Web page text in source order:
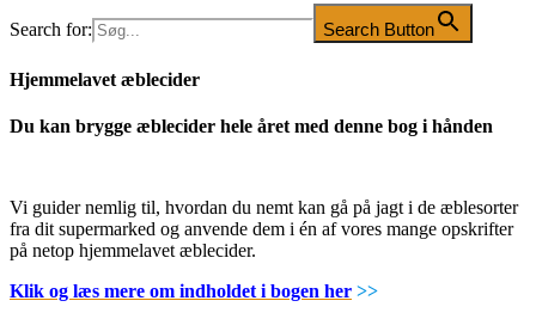
Search for: Search Button
Hjemmelavet æblecider
Du kan brygge æblecider hele året med denne bog i hånden
Vi guider nemlig til, hvordan du nemt kan gå på jagt i de æblesorter
fra dit supermarked og anvende dem i én af vores mange opskrifter
på netop hjemmelavet æblecider.
Klik og læs mere om indholdet i bogen her >>